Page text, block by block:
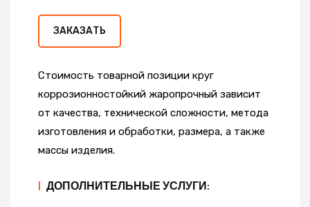
ЗАКАЗАТЬ
Стоимость товарной позиции круг
коррозионностойкий жаропрочный зависит
от качества, технической сложности, метода
изготовления и обработки, размера, а также
массы изделия.
| ДОПОЛНИТЕЛЬНЫЕ УСЛУГИ: